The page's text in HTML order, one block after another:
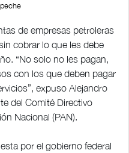
de empresas petroleras
cobrar lo que les debe
“No solo no les pagan,
con los que deben pagar
expuso Alejandro
del Comité Directivo
Nacional (PAN).
por el gobierno federal